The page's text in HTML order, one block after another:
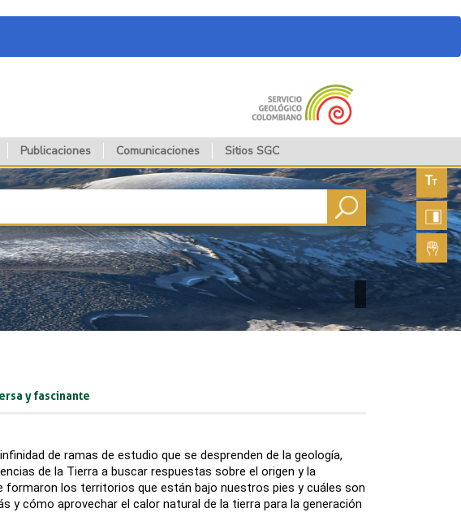
Publicaciones Comunicaciones Sitios SGC
fuente
Lengua
de
y fascinante
de ramas de estudio que se desprenden de la geología,
de la Tierra a buscar respuestas sobre el origen y la
los territorios que están bajo nuestros pies y cuáles son
cómo aprovechar el calor natural de la tierra para la generación